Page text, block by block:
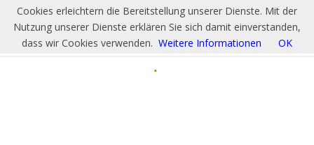
Cookies erleichtern die Bereitstellung unserer Dienste. Mit der
Nutzung unserer Dienste erklären Sie sich damit einverstanden,
dass wir Cookies verwenden. Weitere Informationen OK